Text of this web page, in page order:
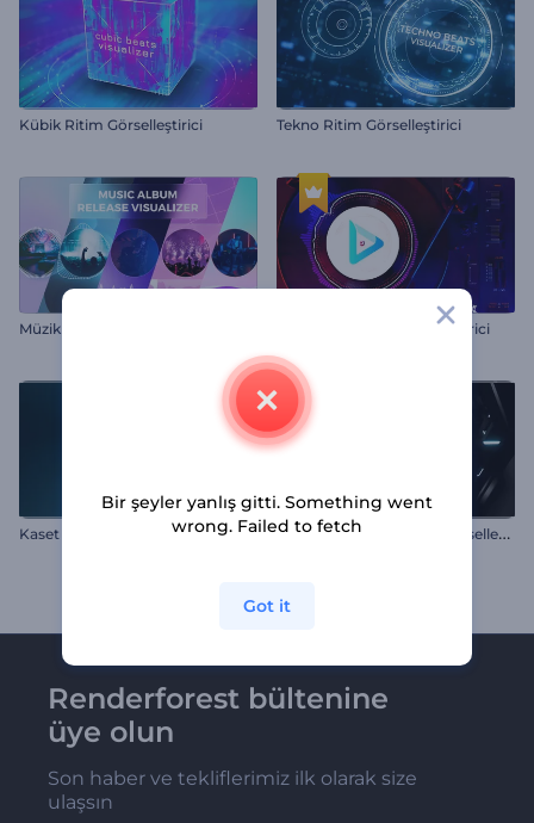
Kübik Ritim Görselleştirici Tekno Ritim Görselleştirici
Turntable Müzik Görselleştirici
Kaset Müzik Göstergesi H
ekzagon Tünel Müzik Görselleştirici
Renderforest bültenine
üye olun
Son haber ve tekliflerimiz ilk olarak size
ulaşsın
Bir şeyler yanlış gitti. Something went
wrong. Failed to fetch
Got it